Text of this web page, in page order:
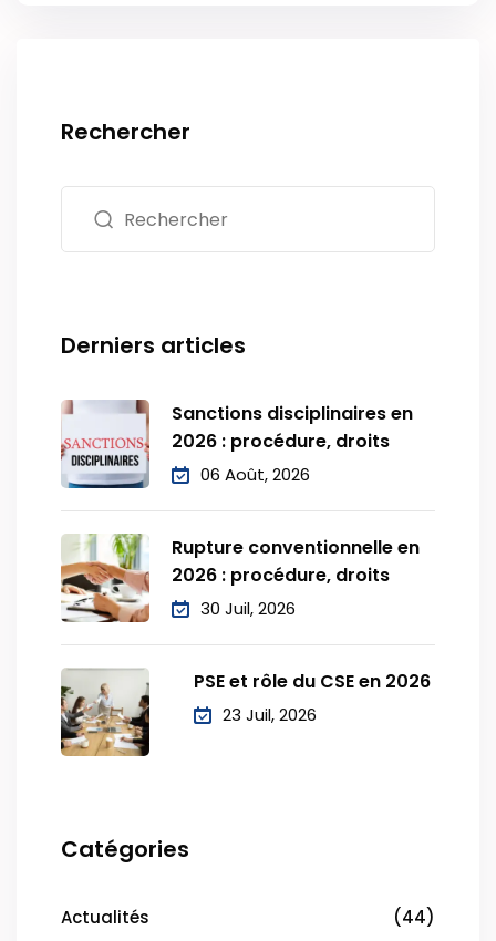
Rechercher
Derniers articles
Sanctions disciplinaires en
2026 : procédure, droits
06 Août, 2026
Rupture conventionnelle en
2026 : procédure, droits
30 Juil, 2026
PSE et rôle du CSE en 2026
23 Juil, 2026
Catégories
Actualités
(44)